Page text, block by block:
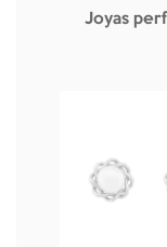
Joyas